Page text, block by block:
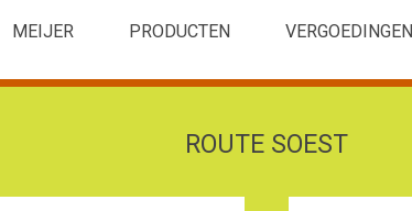
MEIJER PRODUCTEN VERGOEDINGEN
ROUTE SOEST